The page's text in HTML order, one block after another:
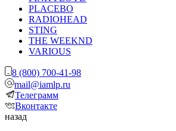
PLACEBO
RADIOHEAD
STING
THE WEEKND
VARIOUS
8 (800) 700-41-98
mail@iamlp.ru
Телеграмм
Вконтакте
назад